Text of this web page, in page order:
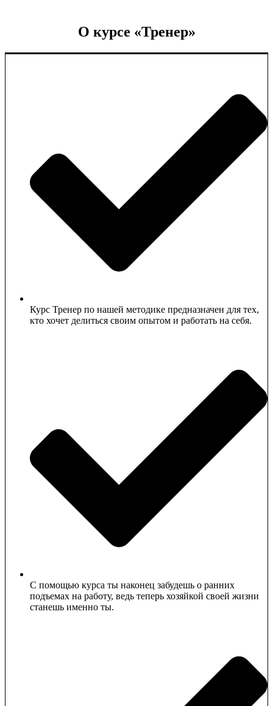
О курсе «Тренер»
Курс Тренер по нашей методике предназначен для тех,
кто хочет делиться своим опытом и работать на себя.
С помощью курса ты наконец забудешь о ранних
подъемах на работу, ведь теперь хозяйкой своей жизни
станешь именно ты.